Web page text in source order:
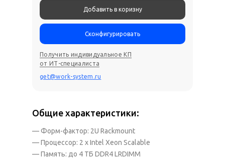
— Форм-фактор: 2U Rackmount
— Процессор: 2 x Intel Xeon Scalable
— Память: до 4 ТБ DDR4 LRDIMM
Общие характеристики:
Получить индивидуальное КП
от ИТ-специалиста
get@work-system.ru
Добавить в коризну
Сконфигурировать